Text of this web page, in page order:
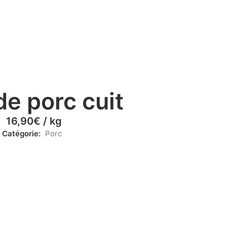
porc cuit
16,90€ / kg
Catégorie: Porc